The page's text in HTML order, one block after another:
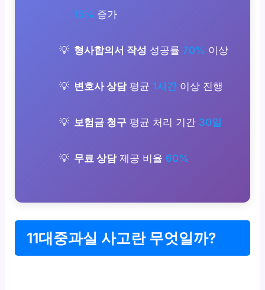
15% 증가
형사합의서 작성 성공률 70% 이상
변호사 상담평균 1시간이상 진행
보험금 청구평균 처리 기간 30일
무료 상담제공 비율 60%
11대중과실 사고란 무엇일까?